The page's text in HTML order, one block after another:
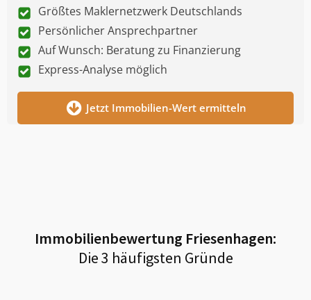
Größtes Maklernetzwerk Deutschlands
Persönlicher Ansprechpartner
Auf Wunsch: Beratung zu Finanzierung
Express-Analyse möglich
Jetzt Immobilien-Wert ermitteln
Immobilienbewertung Friesenhagen:
Die 3 häufigsten Gründe